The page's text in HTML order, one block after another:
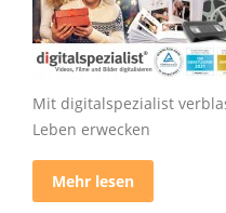
Mit digitalspezialist
Leben erwecken
Mehr lesen